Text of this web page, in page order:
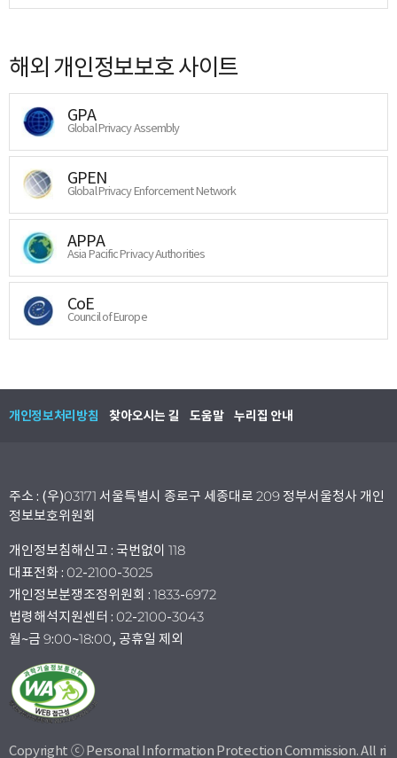
해외 개인정보보호 사이트
GPA
Global Privacy Assembly
GPEN
Global Privacy Enforcement Network
APPA
Asia Pacific Privacy Authorities
CoE
Council of Europe
개인정보처리방침 찾아오시는 길 도움말 누리집 안내
주소 : (우)03171 서울특별시 종로구 세종대로 209 정부서울청사 개인
정보보호위원회
개인정보침해신고 : 국번없이 118
대표전화 : 02-2100-3025
개인정보분쟁조정위원회 : 1833-6972
법령해석지원센터 : 02-2100-3043
월~금 9:00~18:00, 공휴일 제외
Copyright ⓒ Personal Information Protection Commission. All ri